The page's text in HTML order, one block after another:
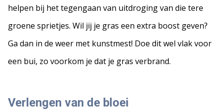
helpen bij het tegengaan van uitdroging van die tere
groene sprietjes. Wil jij je gras een extra boost geven?
Ga dan in de weer met kunstmest! Doe dit wel vlak voor
een bui, zo voorkom je dat je gras verbrand.
Verlengen van de bloei